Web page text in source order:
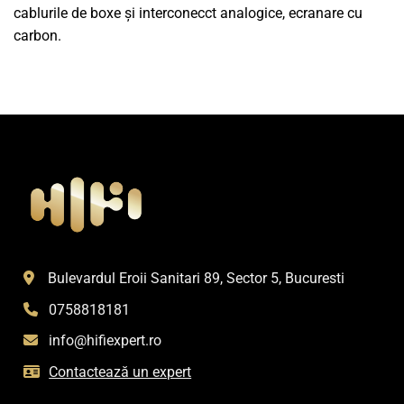
cablurile de boxe și interconecct analogice, ecranare cu
carbon.
Bulevardul Eroii Sanitari 89, Sector 5, Bucuresti
0758818181
info@hifiexpert.ro
Contactează un expert